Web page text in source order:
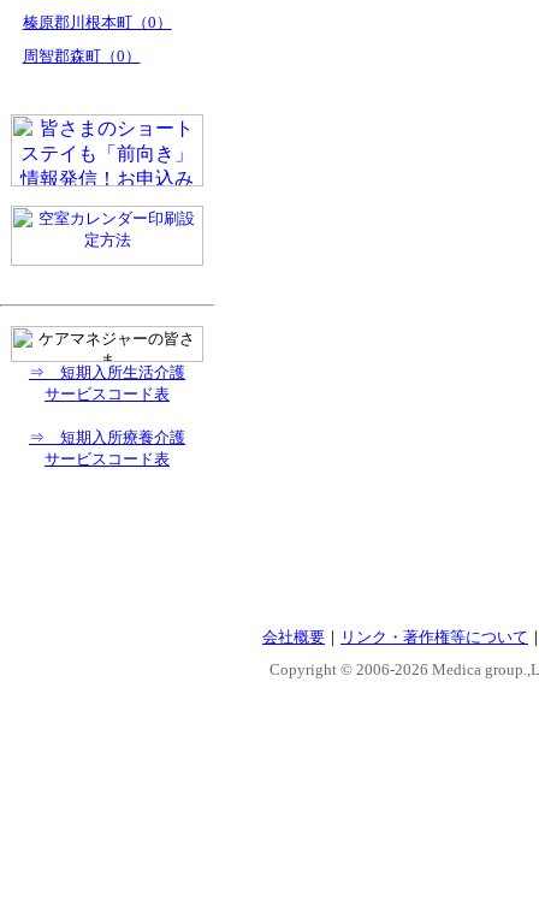
榛原郡川根本町（0）
周智郡森町（0）
⇒ 短期入所生活介護
サービスコード表
⇒ 短期入所療養介護
サービスコード表
会社概要 ｜ リンク・著作権等について
Copyright © 2006-2026 Medica